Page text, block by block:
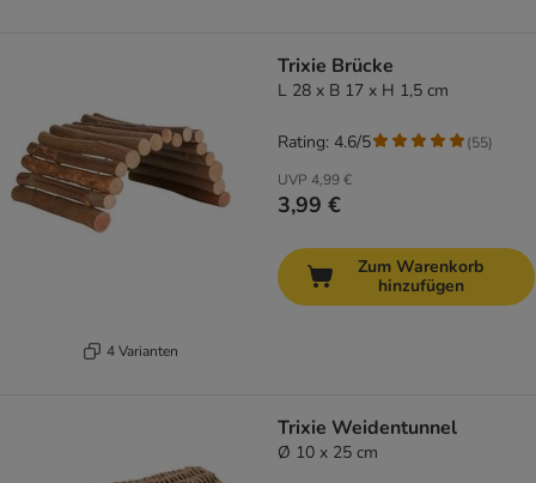
4 Varianten
Trixie Brücke
L 28 x B 17 x H 1,5 cm
UVP 4,99 €
3,99 €
Rating: 4.6/5 (55)
Zum Warenkorb
hinzufügen
Trixie Weidentunnel
Ø 10 x 25 cm